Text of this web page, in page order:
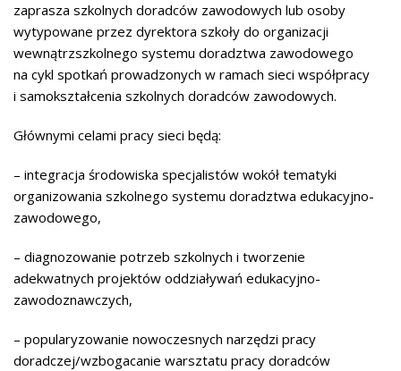
zaprasza szkolnych doradców zawodowych lub osoby
wytypowane przez dyrektora szkoły do organizacji
wewnątrzszkolnego systemu doradztwa zawodowego
na cykl spotkań prowadzonych w ramach sieci współpracy
i samokształcenia szkolnych doradców zawodowych.
Głównymi celami pracy sieci będą:
– integracja środowiska specjalistów wokół tematyki
organizowania szkolnego systemu doradztwa edukacyjno-
zawodowego,
– diagnozowanie potrzeb szkolnych i tworzenie
adekwatnych projektów oddziaływań edukacyjno-
zawodoznawczych,
– popularyzowanie nowoczesnych narzędzi pracy
doradczej/wzbogacanie warsztatu pracy doradców